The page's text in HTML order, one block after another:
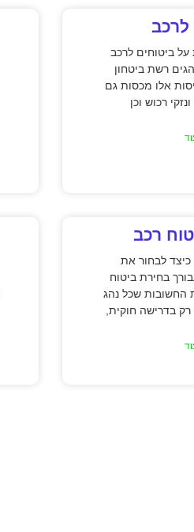
לרכב
ביטוחים לרכב
רשת ביטחון
אלו מכסות גם
רכוש וכן
רכב
כיצד לבחור את
בחירת ביטוח
החשובות שכל נהג
בדרישה חוקית,